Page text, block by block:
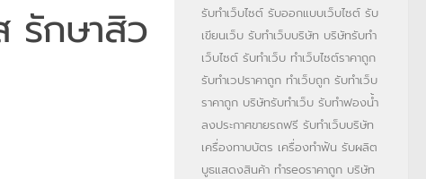
รักษาสิว รับทำเว็บไซต์ รับออกแบบเว็บไซต์ รับ
เขียนเว็บ รับทำเว็บบริษัท บริษัทรับทำ
เว็บไซต์ รับทำเว็บ ทำเว็บไซต์ราคาถูก
รับทำเวปราคาถูก ทำเว็บถูก รับทำเว็บ
ราคาถูก บริษัทรับทำเว็บ รับทำฟองน้ำ
ลงประกาศขายรถฟรี รับทำเว็บบริษัท
เครื่องทาบบัตร เครื่องทำฟัน รับผลิต
บูธแสดงสินค้า ทำseoราคาถูก บริษัท